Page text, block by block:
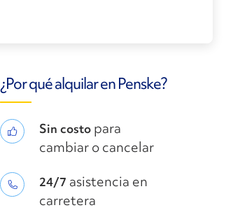
¿Por qué alquilar en Penske?
Sin costo para
cambiar o cancelar
24/7 asistencia en
carretera